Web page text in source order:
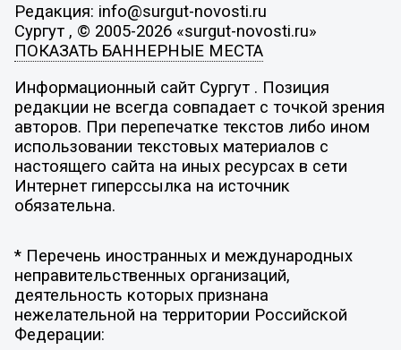
Редакция: info@surgut-novosti.ru
Сургут , © 2005-2026 «surgut-novosti.ru»
ПОКАЗАТЬ БАННЕРНЫЕ МЕСТА
Информационный сайт Сургут . Позиция
редакции не всегда совпадает с точкой зрения
авторов. При перепечатке текстов либо ином
использовании текстовых материалов с
настоящего сайта на иных ресурсах в сети
Интернет гиперссылка на источник
обязательна.
* Перечень иностранных и международных
неправительственных организаций,
деятельность которых признана
нежелательной на территории Российской
Федерации: